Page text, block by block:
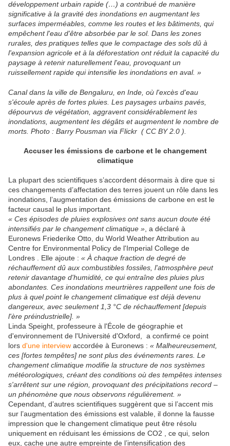
développement urbain rapide (…) a contribué de manière
significative à la gravité des inondations en augmentant les
surfaces imperméables, comme les routes et les bâtiments, qui
empêchent l'eau d'être absorbée par le sol. Dans les zones
rurales, des pratiques telles que le compactage des sols dû à
l'expansion agricole et à la déforestation ont réduit la capacité du
paysage à retenir naturellement l'eau, provoquant un
ruissellement rapide qui intensifie les inondations en aval. »
Canal dans la ville de Bengaluru, en Inde, où l'excès d'eau
s'écoule après de fortes pluies. Les paysages urbains pavés,
dépourvus de végétation, aggravent considérablement les
inondations, augmentent les dégâts et augmentent le nombre de
morts. Photo : Barry Pousman via Flickr ( CC BY 2.0 ).
Accuser les émissions de carbone et le changement
climatique
La plupart des scientifiques s’accordent désormais à dire que si
ces changements d’affectation des terres jouent un rôle dans les
inondations, l’augmentation des émissions de carbone en est le
facteur causal le plus important.
« Ces épisodes de pluies explosives ont sans aucun doute été
intensifiés par le changement climatique » , a déclaré à
Euronews Friederike Otto, du World Weather Attribution au
Centre for Environmental Policy de l'Imperial College de
Londres . Elle ajoute : « À chaque fraction de degré de
réchauffement dû aux combustibles fossiles, l'atmosphère peut
retenir davantage d'humidité, ce qui entraîne des pluies plus
abondantes. Ces inondations meurtrières rappellent une fois de
plus à quel point le changement climatique est déjà devenu
dangereux, avec seulement 1,3 °C de réchauffement [depuis
l'ère préindustrielle]. »
Linda Speight, professeure à l'École de géographie et
d'environnement de l'Université d'Oxford, a confirmé ce point
lors d'une interview accordée à Euronews : « Malheureusement,
ces [fortes tempêtes] ne sont plus des événements rares. Le
changement climatique modifie la structure de nos systèmes
météorologiques, créant des conditions où des tempêtes intenses
s'arrêtent sur une région, provoquant des précipitations record –
un phénomène que nous observons régulièrement. »
Cependant, d’autres scientifiques suggèrent que si l’accent mis
sur l’augmentation des émissions est valable, il donne la fausse
impression que le changement climatique peut être résolu
uniquement en réduisant les émissions de CO2 , ce qui, selon
eux, cache une autre empreinte de l’intensification des